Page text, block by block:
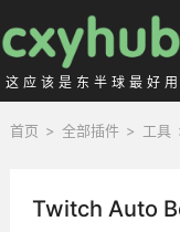
这应该是东半球最好
首页 > 全部插件 > 工具
Twitch Auto